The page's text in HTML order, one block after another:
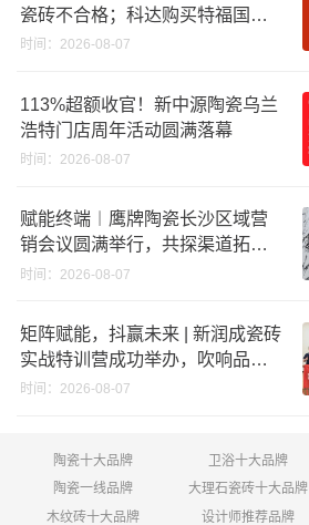
瓷砖不合格；科达购买特福国际
股份申请未通过；蒙娜丽莎5千万
破18亿元
时间：2026-08-07
113%超额收官！新中源陶瓷乌兰
浩特门店周年活动圆满落幕
时间：2026-08-07
赋能终端︱鹰牌陶瓷长沙区域营
销会议圆满举行，共探渠道拓展
与门店升级新路径
时间：2026-08-07
矩阵赋能，抖赢未来 | 新润成瓷砖
实战特训营成功举办，吹响品牌
秋季营销冲锋号！
时间：2026-08-07
陶瓷十大品牌 卫浴十大品牌
陶瓷一线品牌
大理石瓷砖十大品牌
木纹砖十大品牌
设计师推荐品牌